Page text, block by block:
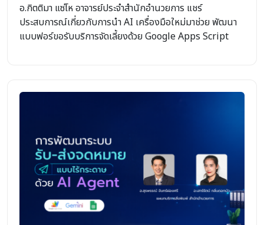
อ.กิตติมา แซ่โห อาจารย์ประจำสำนักอำนวยการ แชร์
ประสบการณ์เกี่ยวกับการนำ AI เครื่องมือใหม่มาช่วย พัฒนา
แบบฟอร์ขอรับบริการจัดเลี้ยงด้วย Google Apps Script